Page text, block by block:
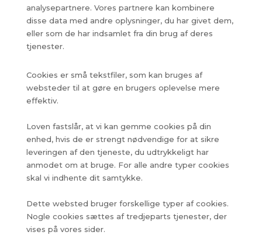
analysepartnere. Vores partnere kan kombinere
disse data med andre oplysninger, du har givet dem,
eller som de har indsamlet fra din brug af deres
tjenester.
Cookies er små tekstfiler, som kan bruges af
websteder til at gøre en brugers oplevelse mere
effektiv.
Loven fastslår, at vi kan gemme cookies på din
enhed, hvis de er strengt nødvendige for at sikre
leveringen af den tjeneste, du udtrykkeligt har
anmodet om at bruge. For alle andre typer cookies
skal vi indhente dit samtykke.
Dette websted bruger forskellige typer af cookies.
Nogle cookies sættes af tredjeparts tjenester, der
vises på vores sider.